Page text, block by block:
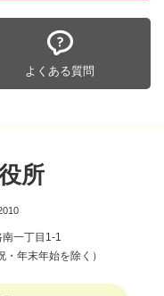
よくある質問
所
一丁目1-1
年末年始を除く）